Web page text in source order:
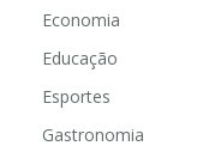
Economia
Educação
Esportes
Gastronomia